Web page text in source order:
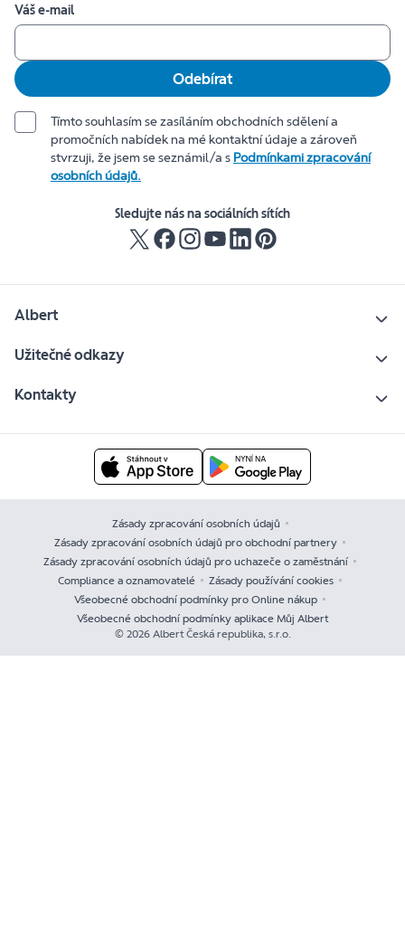
Váš e-mail
Odebírat
Tímto souhlasím se zasíláním obchodních sdělení a
promočních nabídek na mé kontaktní údaje a zároveň
stvrzuji, že jsem se seznámil/a s Podmínkami zpracování
osobních údajů.
Sledujte nás na sociálních sítích
Albert
Užitečné odkazy
Kontakty
Zásady zpracování osobních údajů
Zásady zpracování osobních údajů pro obchodní partnery
Zásady zpracování osobních údajů pro uchazeče o zaměstnání
Compliance a oznamovatelé
Zásady používání cookies
Všeobecné obchodní podmínky pro Online nákup
Všeobecné obchodní podmínky aplikace Můj Albert
© 2026 Albert Česká republika, s.r.o.